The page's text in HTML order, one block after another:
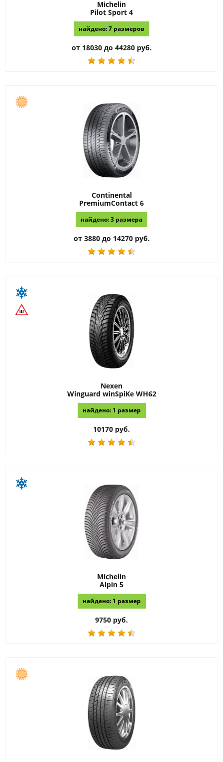
Michelin
Pilot Sport 4
найдено: 7 размеров
от 18030 до 44280 руб.
Continental
PremiumContact 6
найдено: 3 размера
от 3880 до 14270 руб.
Nexen
Winguard winSpiKe WH62
найдено: 1 размер
10170 руб.
Michelin
Alpin 5
найдено: 1 размер
9750 руб.